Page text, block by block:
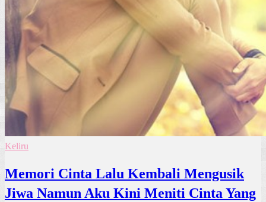
Keliru
Memori Cinta Lalu Kembali Mengusik
Jiwa Namun Aku Kini Meniti Cinta Yang